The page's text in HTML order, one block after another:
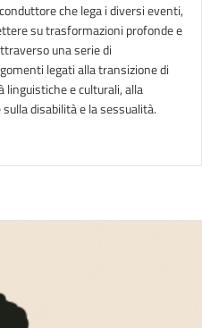
che lega i diversi eventi,
su trasformazioni profonde e
una serie di
legati alla transizione di
linguistiche e culturali, alla
disabilità e la sessualità.